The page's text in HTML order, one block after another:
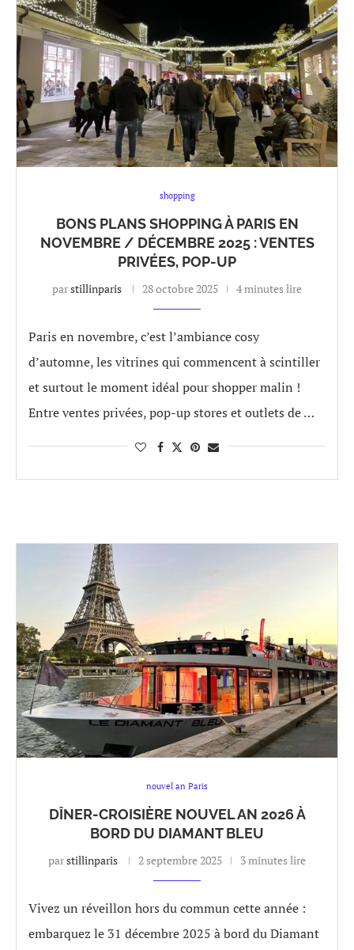
shopping
BONS PLANS SHOPPING À PARIS EN
NOVEMBRE / DÉCEMBRE 2025 : VENTES
PRIVÉES, POP-UP
parstillinparis 28 octobre 2025 4 minutes lire
Paris en novembre, c’est l’ambiance cosy
d’automne, les vitrines qui commencent à scintiller
et surtout le moment idéal pour shopper malin !
Entre ventes privées, pop-up stores et outlets de …
nouvel an Paris
DÎNER-CROISIÈRE NOUVEL AN 2026 À
BORD DU DIAMANT BLEU
parstillinparis 2 septembre 2025 3 minutes lire
Vivez un réveillon hors du commun cette année :
embarquez le 31 décembre 2025 à bord du Diamant